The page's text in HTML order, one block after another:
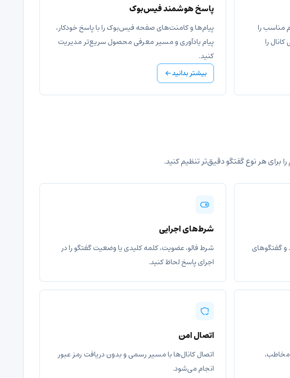
مناسب را
را
پاسخ هوشمند فیس‌بوک
پیام‌ها و کامنت‌های صفحه فیس‌بوک را با پاسخ خودکار،
پیام یادآوری و مسیر معرفی محصول سریع‌تر مدیریت
کنید.
بیشتر بدانید
برای هر نوع گفتگو دقیق‌تر تنظیم کنید.
و گفتگوهای
شرط‌های اجرایی
شرط فالو، عضویت، کلمه کلیدی یا وضعیت گفتگو را در
اجرای پاسخ لحاظ کنید.
مخاطب،
اتصال امن
اتصال کانال‌ها با مسیر رسمی و بدون دریافت رمز عبور
انجام می‌شود.